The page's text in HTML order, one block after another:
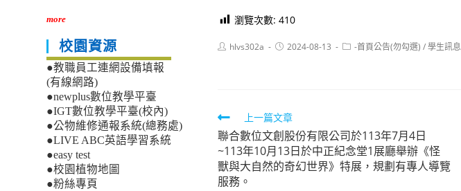
瀏覽次數: 410
Posthlvs302a
Post2024-08-13
Post-首頁公告(勿勾選) /學生訊息
Read
more
articles
上一篇文章
聯合數位文創股份有限公司於113年7月4日
~113年10月13日於中正紀念堂1展廳舉辦《怪
獸與大自然的奇幻世界》特展，規劃有專人導覽
服務。
more
校園資源
●教職員工連網設備填報
(有線網路)
●newplus數位教學平臺
●IGT數位教學平臺(校內)
●公物維修通報系統(總務處)
●LIVE ABC英語學習系統
●easy test
●校園植物地圖
●粉絲專頁